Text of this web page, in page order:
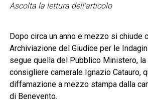
Ascolta la lettura dell'articolo
Dopo circa un anno e mezzo si chiude
Archiviazione del Giudice per le
segue quella del Pubblico Ministero,
consigliere camerale Ignazio Catauro,
diffamazione a mezzo stampa dalla
di Benevento.